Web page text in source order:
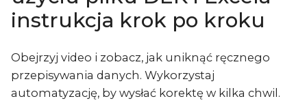
instrukcja krok po kroku
Obejrzyj video i zobacz, jak uniknąć ręcznego
przepisywania danych. Wykorzystaj
automatyzację, by wysłać korektę w kilka chwil.